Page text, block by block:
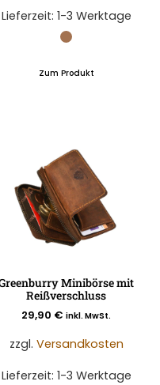
Lieferzeit: 1-3 Werktage
Zum Produkt
Minibörse mit
Reißverschluss
29,90 € inkl. MwSt.
zzgl. Versandkosten
Lieferzeit: 1-3 Werktage